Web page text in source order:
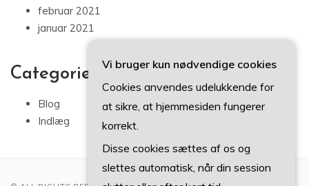
februar 2021
januar 2021
Categories
Blog
Indlæg
Vi bruger kun nødvendige cookies
Cookies anvendes udelukkende for
at sikre, at hjemmesiden fungerer
korrekt.
Disse cookies sættes af os og
slettes automatisk, når din session